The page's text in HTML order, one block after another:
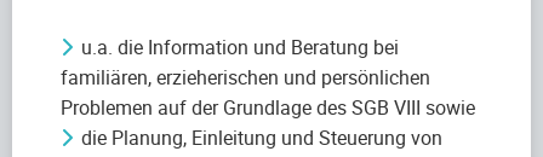
u.a. die Information und Beratung bei
familiären, erzieherischen und persönlichen
Problemen auf der Grundlage des SGB VIII sowie
die Planung, Einleitung und Steuerung von